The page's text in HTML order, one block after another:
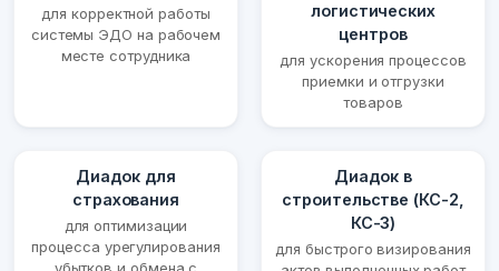
для корректной работы
системы ЭДО на рабочем
месте сотрудника
логистических
центров
для ускорения процессов
приемки и отгрузки
товаров
Диадок для
страхования
для оптимизации
процесса урегулирования
Диадок в
строительстве (КС-2,
КС-3)
для быстрого визирования